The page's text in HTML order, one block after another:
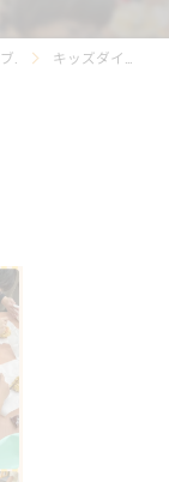
ブログ キッズダイアリー宇土教室です‎𖤐 ̖́-‬